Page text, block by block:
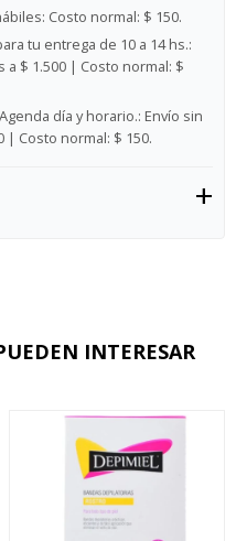
Costo normal: $ 150.
tu entrega de 10 a 14 hs.:
a $ 1.500 | Costo normal: $
día y horario.: Envío sin
| Costo normal: $ 150.
INTERESAR